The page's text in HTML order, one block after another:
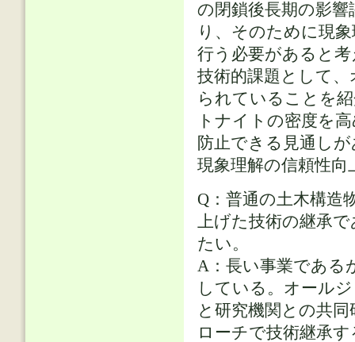
の閉鎖後長期の影
り、そのために現
行う必要があると
技術的課題として
られていることを
トナイトの密度を
防止できる見通し
現象理解の信頼性
Q：普通の土木構造
上げた技術の継承
たい。
A：長い事業である
している。オール
と研究機関との共
ローチで技術継承